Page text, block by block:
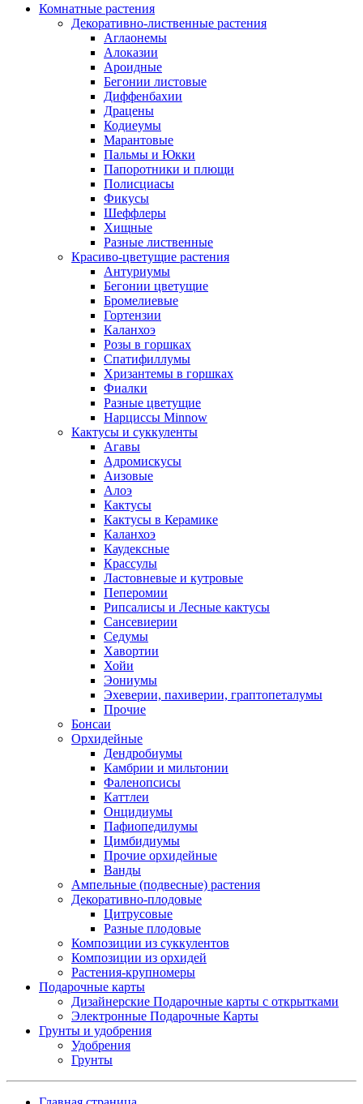
Комнатные растения
Декоративно-лиственные растения
Аглаонемы
Алоказии
Ароидные
Бегонии листовые
Диффенбахии
Драцены
Кодиеумы
Марантовые
Пальмы и Юкки
Папоротники и плющи
Полисциасы
Фикусы
Шеффлеры
Хищные
Разные лиственные
Красиво-цветущие растения
Антуриумы
Бегонии цветущие
Бромелиевые
Гортензии
Каланхоэ
Розы в горшках
Спатифиллумы
Хризантемы в горшках
Фиалки
Разные цветущие
Нарциссы Minnow
Кактусы и суккуленты
Агавы
Адромискусы
Аизовые
Алоэ
Кактусы
Кактусы в Керамике
Каланхоэ
Каудексные
Крассулы
Ластовневые и кутровые
Пеперомии
Рипсалисы и Лесные кактусы
Сансевиерии
Седумы
Хавортии
Хойи
Эониумы
Эхеверии, пахиверии, граптопеталумы
Прочие
Бонсаи
Орхидейные
Дендробиумы
Камбрии и мильтонии
Фаленопсисы
Каттлеи
Онцидиумы
Пафиопедилумы
Цимбидиумы
Прочие орхидейные
Ванды
Ампельные (подвесные) растения
Декоративно-плодовые
Цитрусовые
Разные плодовые
Композиции из суккулентов
Композиции из орхидей
Растения-крупномеры
Подарочные карты
Дизайнерские Подарочные карты с открытками
Электронные Подарочные Карты
Грунты и удобрения
Удобрения
Грунты